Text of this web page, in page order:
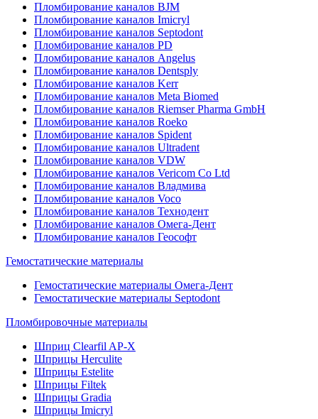
Пломбирование каналов BJM
Пломбирование каналов Imicryl
Пломбирование каналов Septodont
Пломбирование каналов PD
Пломбирование каналов Angelus
Пломбирование каналов Dentsply
Пломбирование каналов Kerr
Пломбирование каналов Meta Biomed
Пломбирование каналов Riemser Pharma GmbH
Пломбирование каналов Roeko
Пломбирование каналов Spident
Пломбирование каналов Ultradent
Пломбирование каналов VDW
Пломбирование каналов Vericom Co Ltd
Пломбирование каналов Владмива
Пломбирование каналов Voco
Пломбирование каналов Технодент
Пломбирование каналов Омега-Дент
Пломбирование каналов Геософт
Гемостатические материалы
Гемостатические материалы Омега-Дент
Гемостатические материалы Septodont
Пломбировочные материалы
Шприц Clearfil AP-X
Шприцы Herculite
Шприцы Estelite
Шприцы Filtek
Шприцы Gradia
Шприцы Imicryl